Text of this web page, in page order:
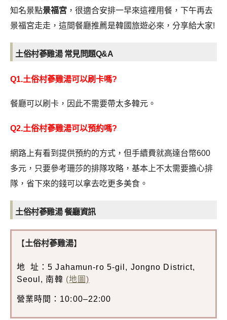
知名景點景福宮 ，很適合安排一早來這裡用餐，下午再去
景福宮走走，這間餐廳推薦是韓國旅遊必來，分享給大家!
土俗村蔘雞湯 常見問題Q&A
Q1.土俗村蔘雞湯可以刷卡嗎?
餐廳可以刷卡，因此不需要帶太多韓元。
Q2.土俗村蔘雞湯可以預約嗎?
網路上有看到提供預約的方式，但手續費就高達台幣600
多元，只要參考珊莎的排隊攻略，基本上不太需要擔心排
隊，省下來的錢可以拿去吃更多美食。
土俗村蔘雞湯 餐廳資訊
【土俗村蔘雞湯】
地 址：5 Jahamun-ro 5-gil, Jongno District,
Seoul, 南韓 (地圖)
營業時間：10:00–22:00